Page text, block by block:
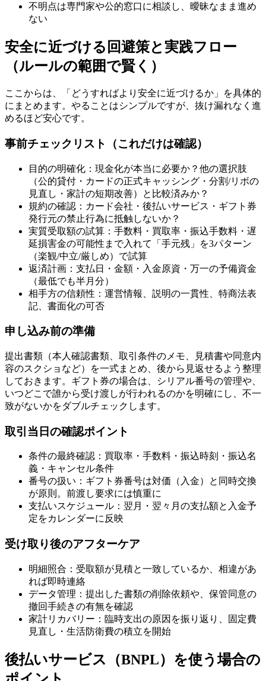
不明点は専門家や公的窓口に相談し、曖昧なまま進め
ない
安全に近づける回避策と実践フロー
（ルールの範囲で賢く）
ここからは、「どうすればより安全に近づけるか」を具体的
にまとめます。やることはシンプルですが、抜け漏れなく進
めるほど安心です。
事前チェックリスト（これだけは確認）
目的の明確化：現金化が本当に必要か？他の選択肢
（公的貸付・カードの正式キャッシング・分割/リボの
見直し・家計の短期改善）と比較済みか？
規約の確認：カード会社・後払いサービス・ギフト券
発行元の禁止行為に抵触しないか？
実質受取額の試算：手数料・買取率・振込手数料・遅
延損害金の可能性まで入れて「手元残」を3パターン
（楽観/中立/厳しめ）で試算
返済計画：支払日・金額・入金原資・万一の予備資金
（最低でも半月分）
相手方の信頼性：運営情報、説明の一貫性、特商法表
記、書面化の可否
申し込み前の準備
提出書類（本人確認書類、取引条件のメモ、見積書や同意内
容のスクショなど）を一式まとめ、後から見返せるよう整理
しておきます。ギフト券の場合は、シリアル番号の管理や、
いつどこで誰から受け渡しが行われるのかを明確にし、不一
致がないかをダブルチェックします。
取引当日の確認ポイント
条件の最終確認：買取率・手数料・振込時刻・振込名
義・キャンセル条件
番号の扱い：ギフト券番号は対価（入金）と同時交換
が原則。前渡し要求には慎重に
支払いスケジュール：翌月・翌々月の支払額と入金予
定をカレンダーに反映
受け取り後のアフターケア
明細照合：受取額が見積と一致しているか、相違があ
れば即時連絡
データ管理：提出した書類の削除依頼や、保管同意の
撤回手続きの有無を確認
家計リカバリー：臨時支出の原因を振り返り、固定費
見直し・生活防衛費の積立を開始
後払いサービス（BNPL）を使う場合の